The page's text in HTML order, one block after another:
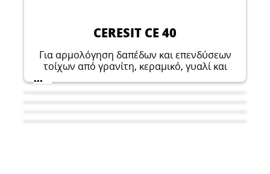
CERESIT CE 40
Για αρμολόγηση δαπέδων και επενδύσεων
τοίχων από γρανίτη, κεραμικό, γυαλί και
πέτρινα πλακίδια (συμπεριλαμβανομένου
του μαρμάρου) σε εσωτερικούς και
...